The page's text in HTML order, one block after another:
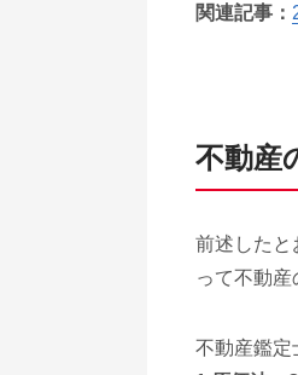
関連記事：
不動産
前述したと
って不動産
不動産鑑定